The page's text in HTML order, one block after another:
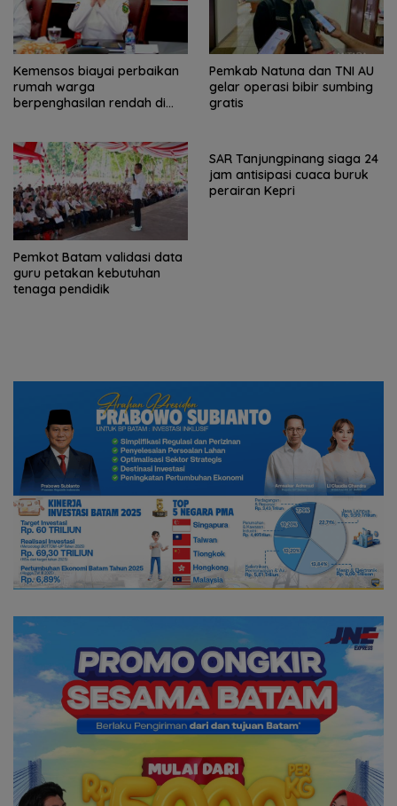
Kemensos biayai perbaikan
rumah warga
berpenghasilan rendah di
Pemkab Natuna dan TNI AU
gelar operasi bibir sumbing
gratis
Pemkot Batam validasi data
guru petakan kebutuhan
tenaga pendidik
SAR Tanjungpinang siaga 24
jam antisipasi cuaca buruk
perairan Kepri